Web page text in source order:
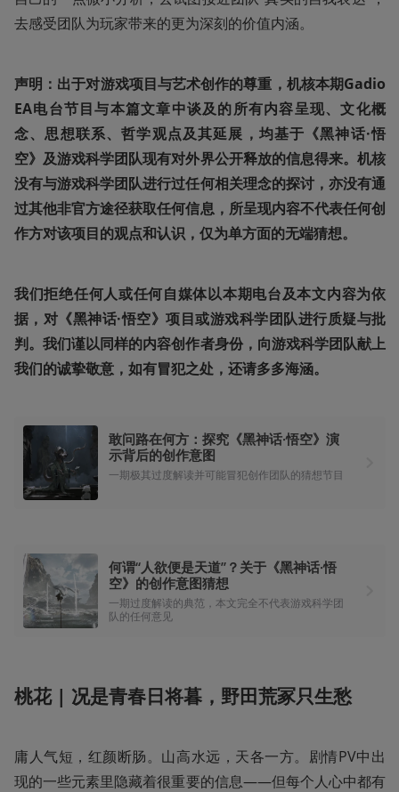
去感受团队为玩家带来的更为深刻的价值内涵。
声明：出于对游戏项目与艺术创作的尊重，机核本期Gadio
EA电台节目与本篇文章中谈及的所有内容呈现、文化概
念、思想联系、哲学观点及其延展，均基于《黑神话·悟
空》及游戏科学团队现有对外界公开释放的信息得来。机核
没有与游戏科学团队进行过任何相关理念的探讨，亦没有通
过其他非官方途径获取任何信息，所呈现内容不代表任何创
作方对该项目的观点和认识，仅为单方面的无端猜想。
我们拒绝任何人或任何自媒体以本期电台及本文内容为依
据，对《黑神话·悟空》项目或游戏科学团队进行质疑与批
判。我们谨以同样的内容创作者身份，向游戏科学团队献上
我们的诚挚敬意，如有冒犯之处，还请多多海涵。
敢问路在何方：探究《黑神话·悟空》演
示背后的创作意图
一期极其过度解读并可能冒犯创作团队的猜想节目
何谓“人欲便是天道”？关于《黑神话·悟
空》的创作意图猜想
一期过度解读的典范，本文完全不代表游戏科学团
队的任何意见
桃花 | 况是青春日将暮，野田荒冢只生愁
庸人气短，红颜断肠。山高水远，天各一方。剧情PV中出
现的一些元素里隐藏着很重要的信息——但每个人心中都有